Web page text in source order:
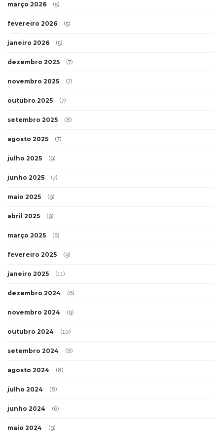
março 2026 (5)
fevereiro 2026 (5)
janeiro 2026 (5)
dezembro 2025 (7)
novembro 2025 (7)
outubro 2025 (7)
setembro 2025 (8)
agosto 2025 (7)
julho 2025 (9)
junho 2025 (7)
maio 2025 (9)
abril 2025 (9)
março 2025 (6)
fevereiro 2025 (9)
janeiro 2025 (11)
dezembro 2024 (6)
novembro 2024 (9)
outubro 2024 (10)
setembro 2024 (8)
agosto 2024 (8)
julho 2024 (8)
junho 2024 (6)
maio 2024 (9)